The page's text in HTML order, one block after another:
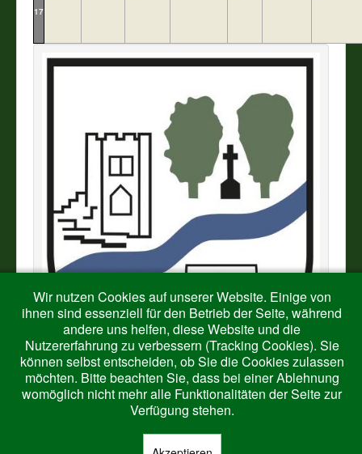
17
Wir nutzen Cookies auf unserer Website. Einige von
ihnen sind essenziell für den Betrieb der Seite, während
andere uns helfen, diese Website und die
Nutzererfahrung zu verbessern (Tracking Cookies). Sie
können selbst entscheiden, ob Sie die Cookies zulassen
möchten. Bitte beachten Sie, dass bei einer Ablehnung
womöglich nicht mehr alle Funktionalitäten der Seite zur
Verfügung stehen.